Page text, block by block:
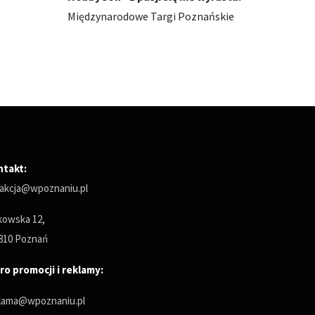
Międzynarodowe Targi Poznańskie
12,
Poznań
promocji i reklamy: